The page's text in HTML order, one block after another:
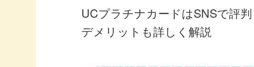
UCプラチナカードはSNSで評
デメリットも詳しく解説